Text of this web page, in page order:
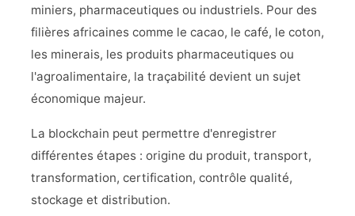
miniers, pharmaceutiques ou industriels. Pour des
filières africaines comme le cacao, le café, le coton,
les minerais, les produits pharmaceutiques ou
l'agroalimentaire, la traçabilité devient un sujet
économique majeur.
La blockchain peut permettre d'enregistrer
différentes étapes : origine du produit, transport,
transformation, certification, contrôle qualité,
stockage et distribution.